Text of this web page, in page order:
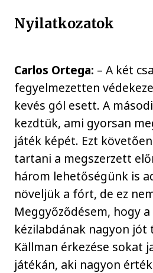
Nyilatkozatok
Carlos Ortega: – A két
fegyelmezetten
kevés gól esett. A
kezdtük, ami gyorsan
játék képét. Ezt
tartani a megszerzett
három lehetőségünk is
növeljük a fórt, de ez
Meggyőződésem, hogy
kézilabdának nagyon jót
Källman érkezése sokat
játékán, aki nagyon